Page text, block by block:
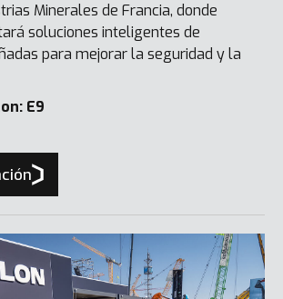
Minerales de Francia, donde
soluciones inteligentes de
para mejorar la seguridad y la
E9